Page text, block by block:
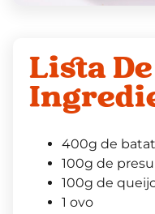
Lista De
400g de
100g de
100g de
1 ovo